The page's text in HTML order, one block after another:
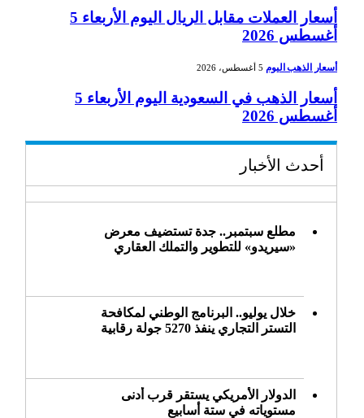
أسعار العملات مقابل الريال اليوم الأربعاء 5
أغسطس 2026
أسعار الذهب اليوم 5 أغسطس، 2026
أسعار الذهب في السعودية اليوم الأربعاء 5
أغسطس 2026
أحدث الأخبار
مطلع سبتمبر.. جدة تستضيف معرض
«سيريدو» للتطوير والتملك العقاري
خلال يوليو.. البرنامج الوطني لمكافحة
التستر التجاري ينفذ 5270 جولة رقابية
الدولار الأمريكي يستقر قرب أدنى
مستوياته في ستة أسابيع